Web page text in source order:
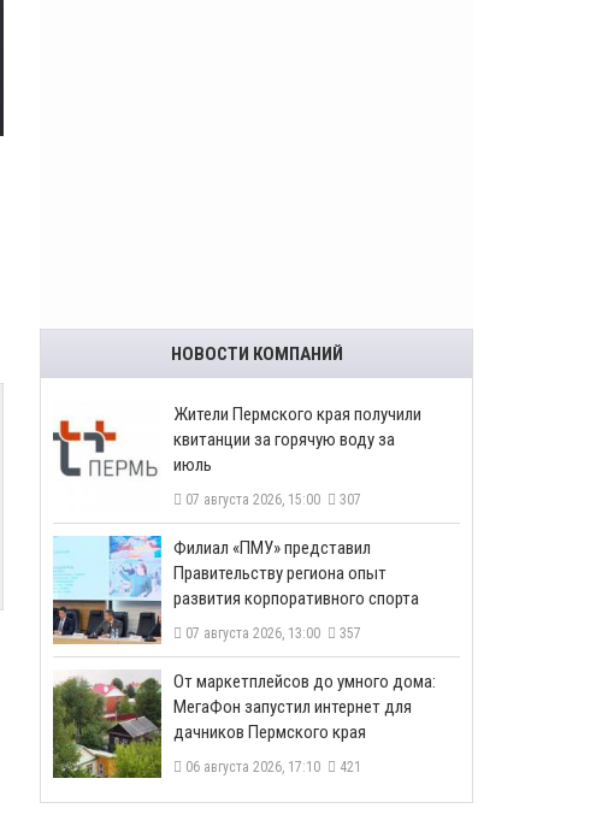
НОВОСТИ КОМПАНИЙ
​Жители Пермского края получили
квитанции за горячую воду за
июль
07 августа 2026, 15:00 307
​Филиал «ПМУ» представил
Правительству региона опыт
развития корпоративного спорта
07 августа 2026, 13:00 357
От маркетплейсов до умного дома:
МегаФон запустил интернет для
дачников Пермского края
06 августа 2026, 17:10 421